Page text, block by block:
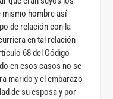
mismo hombre así
de relación con la
en tal relación
68 del Código
en esos casos no se
marido y el embarazo
de su esposa y por